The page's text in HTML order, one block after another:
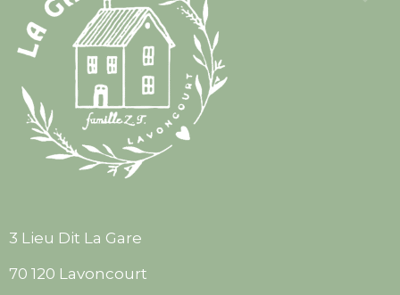
3 Lieu Dit La Gare
70 120 Lavoncourt